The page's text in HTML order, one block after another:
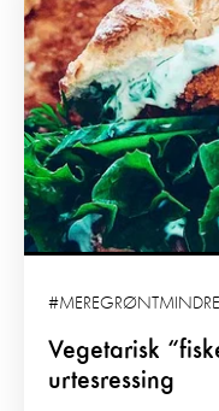
Vegetarisk
urtesressing